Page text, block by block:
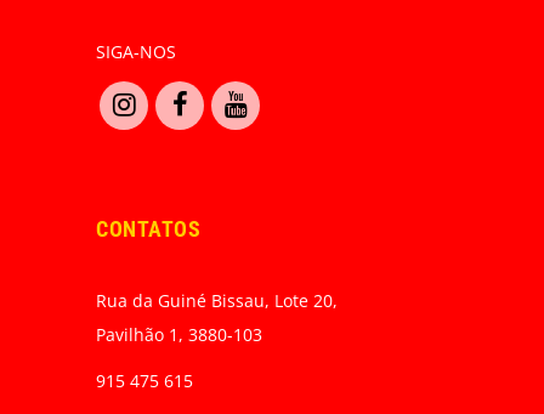
SIGA-NOS
CONTATOS
Rua da Guiné Bissau, Lote 20,
Pavilhão 1, 3880-103
915 475 615